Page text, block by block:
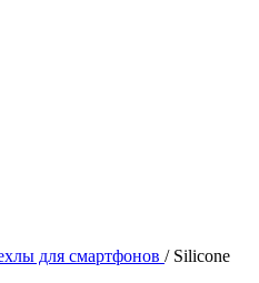
для смартфонов / Silicone